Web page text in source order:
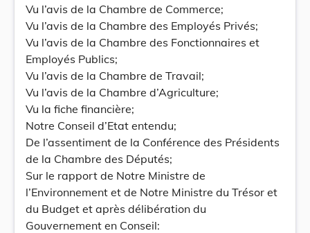
Vu l’avis de la Chambre de Commerce;
Vu l’avis de la Chambre des Employés Privés;
Vu l’avis de la Chambre des Fonctionnaires et
Employés Publics;
Vu l’avis de la Chambre de Travail;
Vu l’avis de la Chambre d’Agriculture;
Vu la fiche financière;
Notre Conseil d’Etat entendu;
De l’assentiment de la Conférence des Présidents
de la Chambre des Députés;
Sur le rapport de Notre Ministre de
l’Environnement et de Notre Ministre du Trésor et
du Budget et après délibération du
Gouvernement en Conseil: